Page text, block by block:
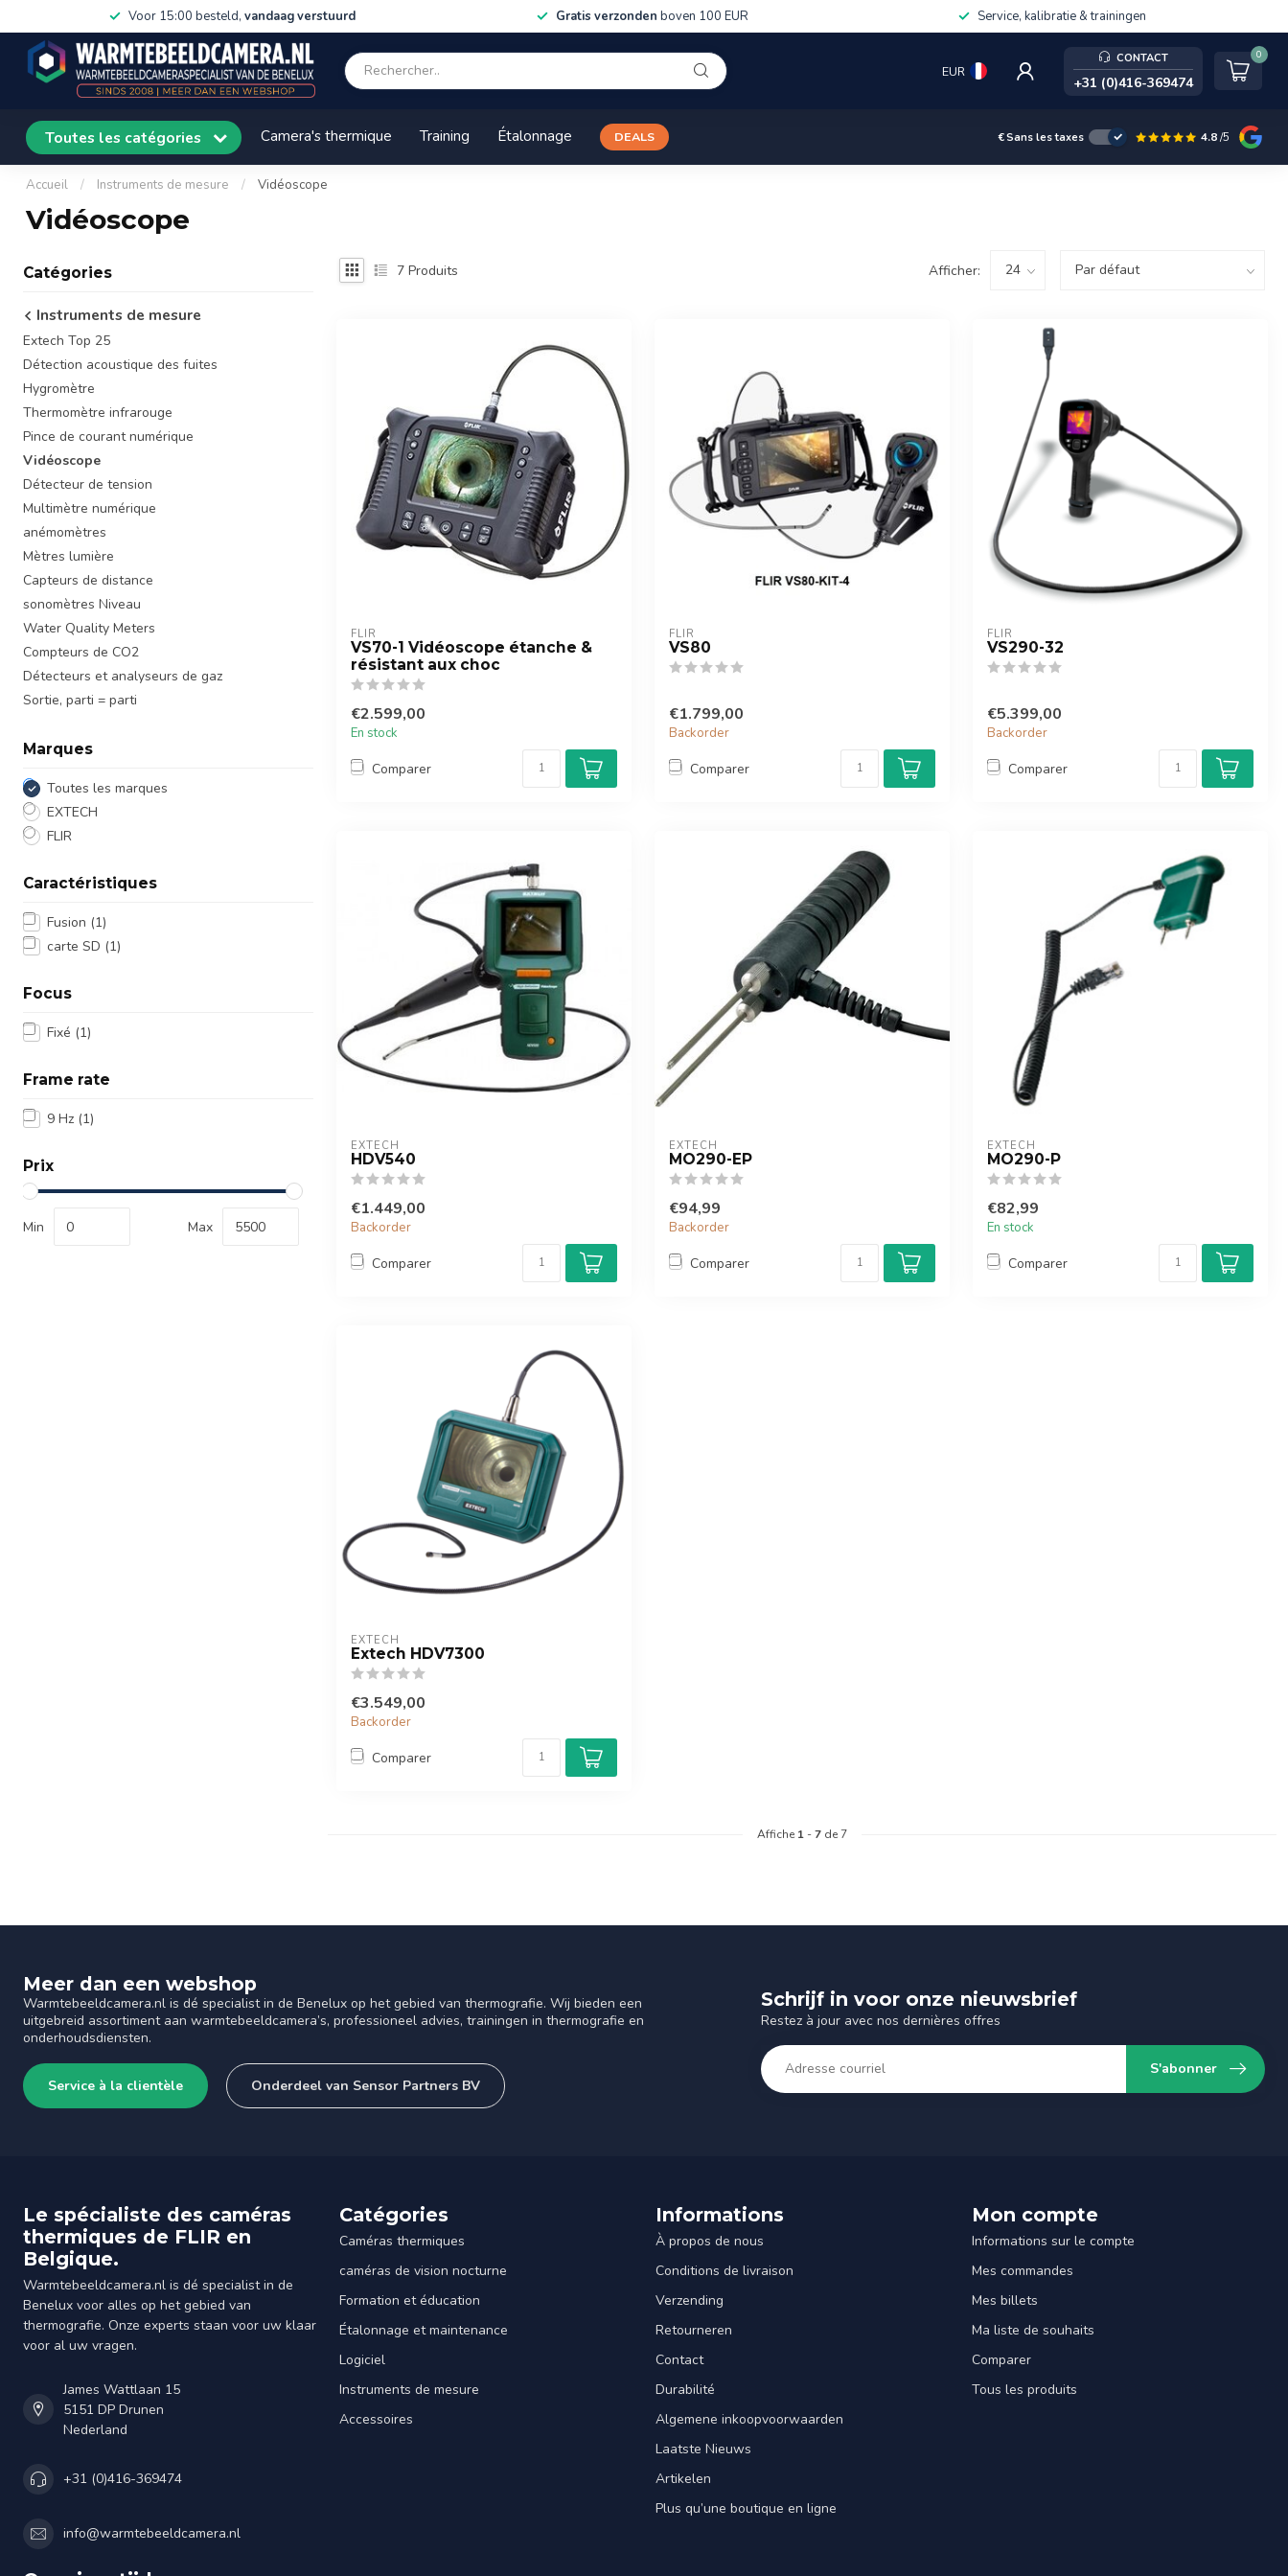
Voor 15:00 besteld, vandaag verstuurd Gratis verzonden boven 100 EUR Service, kalibratie & trainingen
EUR
CONTACT
+31 (0)416-369474
0
Toutes les catégories Camera's thermique Training Étalonnage DEALS €Sans les taxes 4.8/5
Accueil / Instruments de mesure / Vidéoscope
Vidéoscope
Catégories
Instruments de mesure
Extech Top 25
Détection acoustique des fuites
Hygromètre
Thermomètre infrarouge
Pince de courant numérique
Vidéoscope
Détecteur de tension
Multimètre numérique
anémomètres
Mètres lumière
Capteurs de distance
sonomètres Niveau
Water Quality Meters
Compteurs de CO2
Détecteurs et analyseurs de gaz
Sortie, parti = parti
Marques
Toutes les marques
EXTECH
FLIR
Caractéristiques
Fusion (1)
carte SD (1)
Focus
Fixé (1)
Frame rate
9 Hz (1)
Prix
Min Max
7 Produits Afficher:
FLIR
VS70-1 Vidéoscope étanche &
résistant aux choc
€2.599,00
En stock
Comparer
FLIR
VS80
€1.799,00
Backorder
Comparer
FLIR
VS290-32
€5.399,00
Backorder
Comparer
EXTECH
HDV540
€1.449,00
Backorder
Comparer
EXTECH
MO290-EP
€94,99
Backorder
Comparer
EXTECH
MO290-P
€82,99
En stock
Comparer
EXTECH
Extech HDV7300
€3.549,00
Backorder
Comparer
Affiche 1 -7 de 7
Meer dan een webshop
Warmtebeeldcamera.nl is dé specialist in de Benelux op het gebied van thermografie. Wij bieden een
uitgebreid assortiment aan warmtebeeldcamera’s, professioneel advies, trainingen in thermografie en
onderhoudsdiensten.
Service à la clientèle Onderdeel van Sensor Partners BV
Schrijf in voor onze nieuwsbrief
Restez à jour avec nos dernières offres
S'abonner
Le spécialiste des caméras
thermiques de FLIR en
Belgique.
Warmtebeeldcamera.nl is dé specialist in de
Benelux voor alles op het gebied van
thermografie. Onze experts staan voor uw klaar
voor al uw vragen.
James Wattlaan 15
5151 DP Drunen
Nederland
+31 (0)416-369474
info@warmtebeeldcamera.nl
Catégories
Caméras thermiques
caméras de vision nocturne
Formation et éducation
Étalonnage et maintenance
Logiciel
Instruments de mesure
Accessoires
Informations
À propos de nous
Conditions de livraison
Verzending
Retourneren
Contact
Durabilité
Algemene inkoopvoorwaarden
Laatste Nieuws
Artikelen
Plus qu’une boutique en ligne
Mon compte
Informations sur le compte
Mes commandes
Mes billets
Ma liste de souhaits
Comparer
Tous les produits